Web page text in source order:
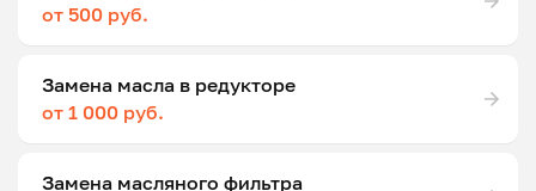
от 500 руб.
Замена масла в редукторе
от 1 000 руб.
Замена масляного фильтра